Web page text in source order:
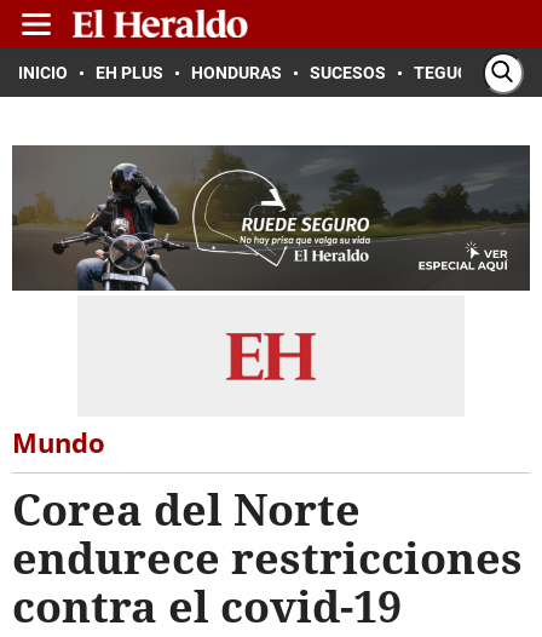
INICIO EH PLUS HONDURAS SUCESOS TEGUCIGALPA
Mundo
Corea del Norte
endurece restricciones
contra el covid-19